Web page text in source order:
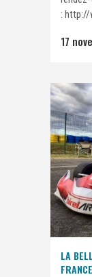
: http://
17
LA